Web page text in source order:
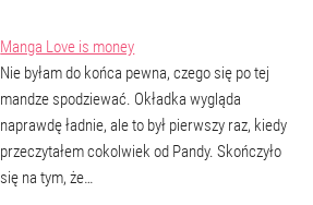
Manga Love is money
Nie byłam do końca pewna, czego się po tej
mandze spodziewać. Okładka wygląda
naprawdę ładnie, ale to był pierwszy raz, kiedy
przeczytałem cokolwiek od Pandy. Skończyło
się na tym, że…